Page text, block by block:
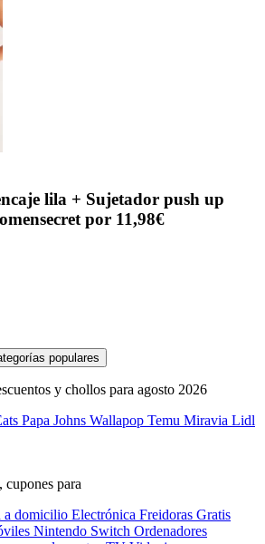
lila + Sujetador push up
por 11,98€
populares
y chollos para agosto 2026
Papa Johns Wallapop Temu Miravia Lidl
cupones para
a domicilio Electrónica Freidoras Gratis
Nintendo Switch Ordenadores